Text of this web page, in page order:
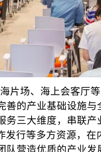
片场、海上会客厅
善的产业基础设施
务三大维度，串联
发行等多方资源，在
队营造优质的产业发